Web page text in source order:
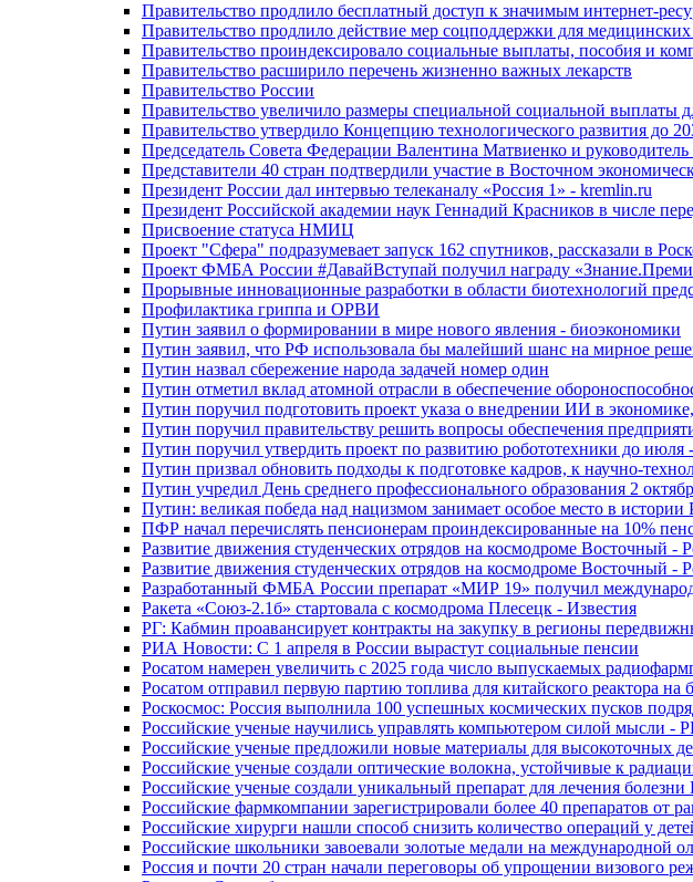
Правительство продлило бесплатный доступ к значимым интернет-
Правительство продлило действие мер соцподдержки для
Правительство проиндексировало социальные выплаты, пособия и
Правительство расширило перечень жизненно важных лекарств
Правительство России
Правительство увеличило размеры специальной социальной выплаты
Правительство утвердило Концепцию технологического развития до
Председатель Совета Федерации Валентина Матвиенко и
Представители 40 стран подтвердили участие в Восточном
Президент России дал интервью телеканалу «Россия 1» - kremlin.ru
Президент Российской академии наук Геннадий Красников в числе
Присвоение статуса НМИЦ
Проект "Сфера" подразумевает запуск 162 спутников, рассказали в
Проект ФМБА России #ДавайВступай получил награду
Прорывные инновационные разработки в области биотехнологий
Профилактика гриппа и ОРВИ
Путин заявил о формировании в мире нового явления - биоэкономики
Путин заявил, что РФ использовала бы малейший шанс на мирное
Путин назвал сбережение народа задачей номер один
Путин отметил вклад атомной отрасли в обеспечение
Путин поручил подготовить проект указа о внедрении ИИ в
Путин поручил правительству решить вопросы обеспечения
Путин поручил утвердить проект по развитию робототехники до
Путин призвал обновить подходы к подготовке кадров, к научно-
Путин учредил День среднего профессионального образования 2
Путин: великая победа над нацизмом занимает особое место в
ПФР начал перечислять пенсионерам проиндексированные на 10%
Развитие движения студенческих отрядов на космодроме Восточный -
Развитие движения студенческих отрядов на космодроме Восточный -
Разработанный ФМБА России препарат «МИР 19» получил
Ракета «Союз-2.1б» стартовала с космодрома Плесецк - Известия
РГ: Кабмин проавансирует контракты на закупку в регионы
РИА Новости: С 1 апреля в России вырастут социальные пенсии
Росатом намерен увеличить с 2025 года число выпускаемых
Росатом отправил первую партию топлива для китайского реактора
Роскосмос: Россия выполнила 100 успешных космических пусков
Российские ученые научились управлять компьютером силой мысли -
Российские ученые предложили новые материалы для высокоточных
Российские ученые создали оптические волокна, устойчивые к
Российские ученые создали уникальный препарат для лечения болезни
Российские фармкомпании зарегистрировали более 40 препаратов от
Российские хирурги нашли способ снизить количество операций у
Российские школьники завоевали золотые медали на международной
Россия и почти 20 стран начали переговоры об упрощении визового